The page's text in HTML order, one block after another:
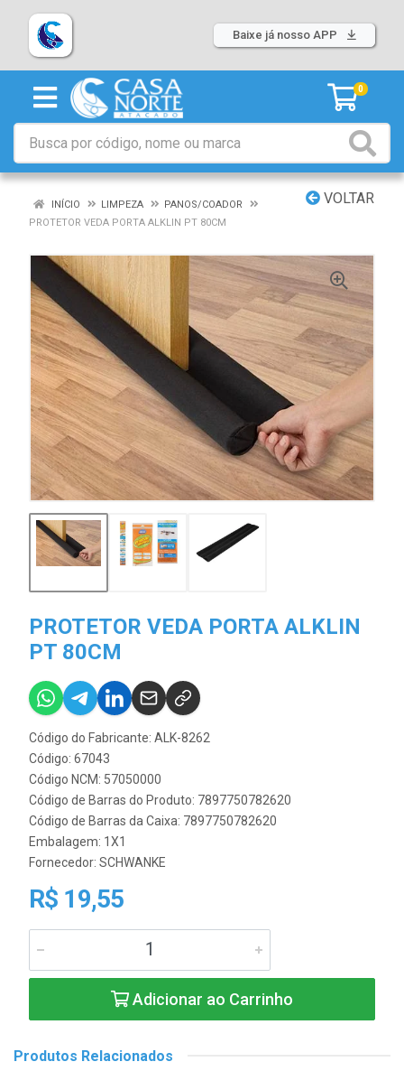
Baixe já nosso APP
0
VOLTAR
INÍCIO LIMPEZA
PANOS/COADOR
PROTETOR VEDA PORTA ALKLIN PT 80CM
PROTETOR VEDA PORTA ALKLIN
PT 80CM
Código do Fabricante: ALK-8262
Código: 67043
Código NCM: 57050000
Código de Barras do Produto: 7897750782620
Código de Barras da Caixa: 7897750782620
Embalagem: 1X1
Fornecedor: SCHWANKE
R$ 19,55
Adicionar ao Carrinho
Produtos Relacionados